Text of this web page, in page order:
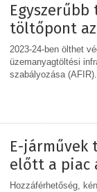
töltőpont
2023-24-ben ölthet
üzemanyagtöltési
szabályozása
E-járművek
előtt a piac
Hozzáférhetőség,